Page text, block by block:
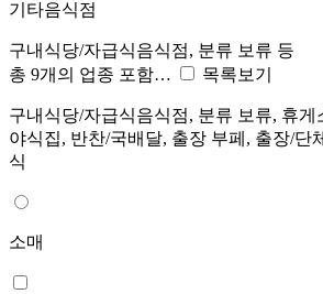
기타음식점
구내식당/자급식음식점, 분류 보류 등
총 9개의 업종 포함…
목록보기
구내식당/자급식음식점, 분류 보류, 휴게
야식집, 반찬/국배달, 출장 부페, 출장/단
식
소매